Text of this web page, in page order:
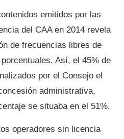
emitidos por las
del CAA en 2014 revela
de frecuencias libres de
Así, el 45% de
por el Consejo el
administrativa,
se situaba en el 51%.
operadores sin licencia